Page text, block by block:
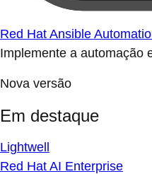
Red Hat Ansible
Implemente a automação
Nova versão
Em destaque
Lightwell
Red Hat AI Enterprise